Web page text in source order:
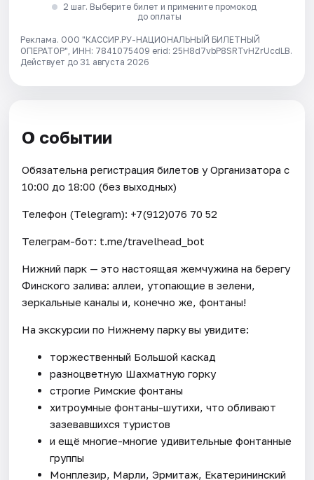
2 шаг. Выберите билет и примените промокод
до оплаты
Реклама. ООО "КАССИР.РУ-НАЦИОНАЛЬНЫЙ БИЛЕТНЫЙ
ОПЕРАТОР", ИНН: 7841075409 erid: 25H8d7vbP8SRTvHZrUcdLB.
Действует до 31 августа 2026
О событии
Обязательна регистрация билетов у Организатора c
10:00 до 18:00 (без выходных)
Телефон (Telegram): +7(912)076 70 52
Телеграм-бот: t.me/travelhead_bot
Нижний парк — это настоящая жемчужина на берегу
Финского залива: аллеи, утопающие в зелени,
зеркальные каналы и, конечно же, фонтаны!
На экскурсии по Нижнему парку вы увидите:
торжественный Большой каскад
разноцветную Шахматную горку
строгие Римские фонтаны
хитроумные фонтаны-шутихи, что обливают
зазевавшихся туристов
и ещё многие-многие удивительные фонтанные
группы
Монплезир, Марли, Эрмитаж, Екатерининский